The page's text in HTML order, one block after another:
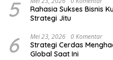
5
Rahasia Sukses Bisnis
Strategi Jitu
6 Mei 23, 2026 0 Komentar
Strategi Cerdas
Global Saat Ini